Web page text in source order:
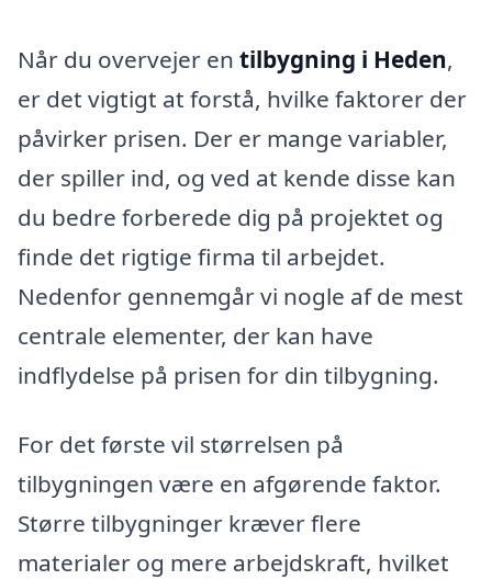
Når du overvejer en tilbygning i Heden,
er det vigtigt at forstå, hvilke faktorer der
påvirker prisen. Der er mange variabler,
der spiller ind, og ved at kende disse kan
du bedre forberede dig på projektet og
finde det rigtige firma til arbejdet.
Nedenfor gennemgår vi nogle af de mest
centrale elementer, der kan have
indflydelse på prisen for din tilbygning.
For det første vil størrelsen på
tilbygningen være en afgørende faktor.
Større tilbygninger kræver flere
materialer og mere arbejdskraft, hvilket